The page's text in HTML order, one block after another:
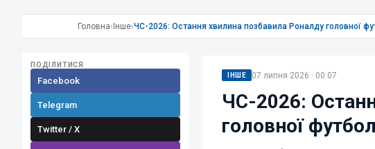
Головна› Інше›ЧС-2026: Остання хвилина позбавила Роналду головної
ПОДІЛИТИСЯ
Facebook
Telegram
Twitter / X
ІНШЕ 07 липня 2026 · 00:07
ЧС-2026:
головної